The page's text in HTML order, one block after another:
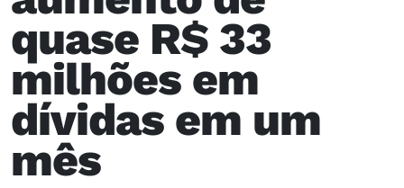
quase R$ 33
milhões em
dívidas em um
mês